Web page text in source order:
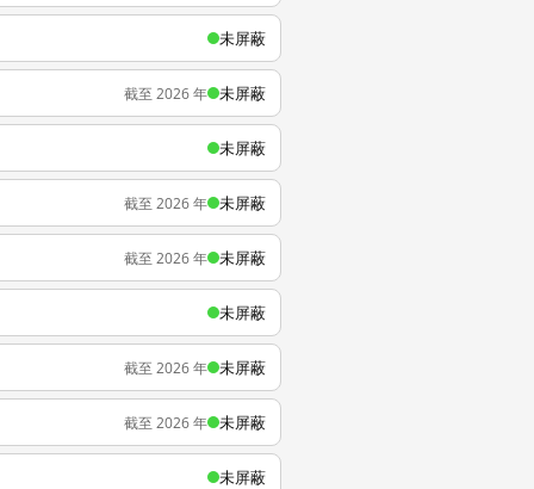
未屏蔽
截至 2026 年 未屏蔽
未屏蔽
截至 2026 年 未屏蔽
截至 2026 年 未屏蔽
未屏蔽
截至 2026 年 未屏蔽
截至 2026 年 未屏蔽
未屏蔽